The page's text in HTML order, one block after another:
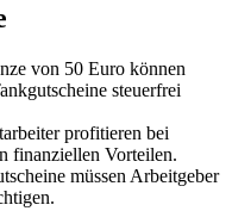
von 50 Euro können
steuerfrei
profitieren bei
finanziellen Vorteilen.
müssen Arbeitgeber